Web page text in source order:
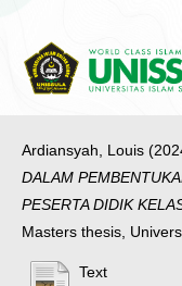
Ardiansyah, Louis
DALAM
PESERTA DIDIK
Masters thesis,
Text